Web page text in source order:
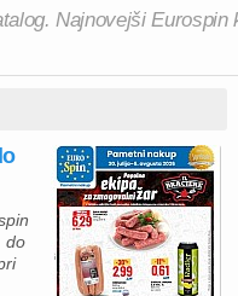
Najnovejši
do